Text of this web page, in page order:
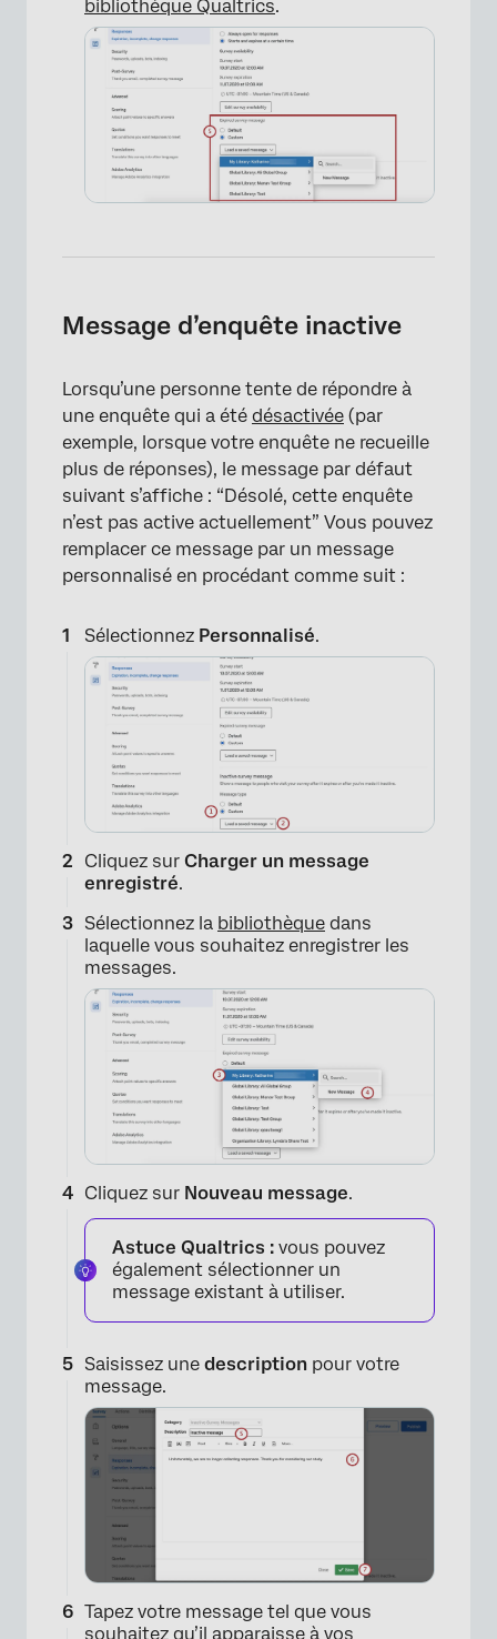
bibliothèque Qualtrics.
Message d’enquête inactive
Lorsqu’une personne tente de répondre à
une enquête qui a été désactivée (par
exemple, lorsque votre enquête ne recueille
plus de réponses), le message par défaut
suivant s’affiche : “Désolé, cette enquête
n’est pas active actuellement” Vous pouvez
remplacer ce message par un message
personnalisé en procédant comme suit :
Sélectionnez Personnalisé.
Cliquez sur Charger un message
enregistré.
Sélectionnez la bibliothèque dans
laquelle vous souhaitez enregistrer les
messages.
Cliquez sur Nouveau message.
Astuce Qualtrics : vous pouvez
également sélectionner un
message existant à utiliser.
Saisissez une description pour votre
message.
Tapez votre message tel que vous
souhaitez qu’il apparaisse à vos